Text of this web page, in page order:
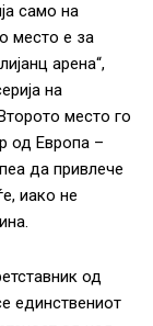
само на
место е за
арена“,
на
место го
од Европа –
да привлече
иако не
од
единствениот